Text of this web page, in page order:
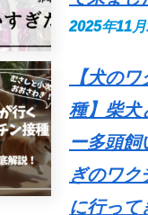
2025年11
【犬の
種】柴犬
ー多頭飼
ぎのワク
に行って